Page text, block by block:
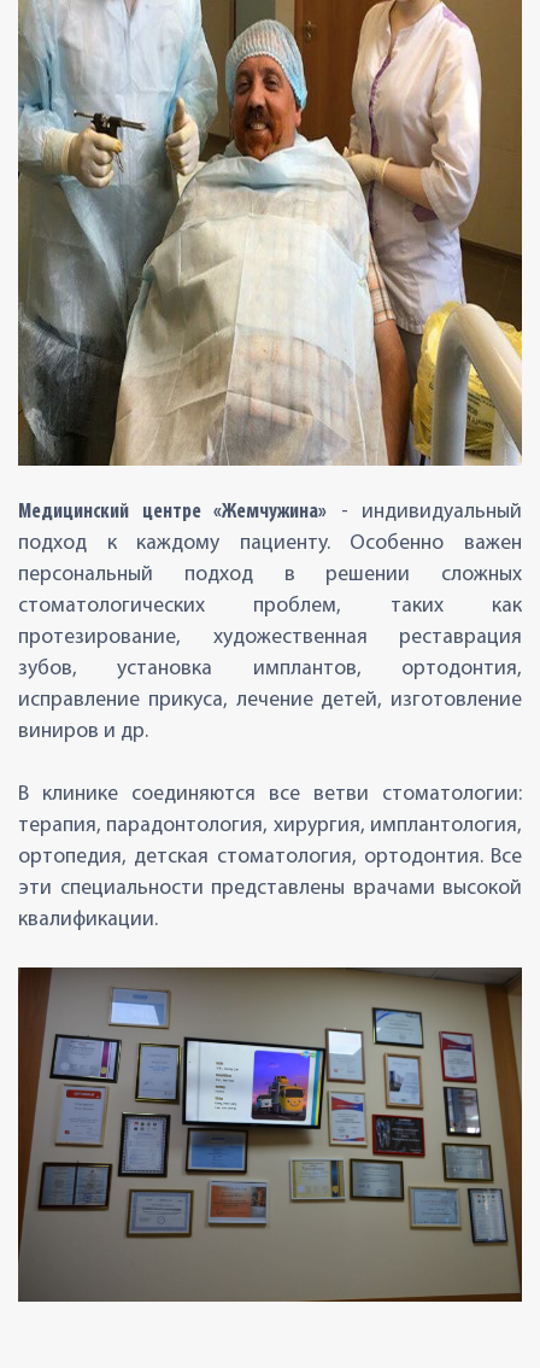
Медицинский центре «Жемчужина» - индивидуальный
подход к каждому пациенту. Особенно важен
персональный подход в решении сложных
стоматологических проблем, таких как
протезирование, художественная реставрация
зубов, установка имплантов, ортодонтия,
исправление прикуса, лечение детей, изготовление
виниров и др.
В клинике соединяются все ветви стоматологии:
терапия, парадонтология, хирургия, имплантология,
ортопедия, детская стоматология, ортодонтия. Все
эти специальности представлены врачами высокой
квалификации.